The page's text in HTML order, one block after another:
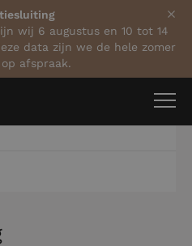
wij 6 augustus en 10 tot 14
data zijn we de hele zomer
afspraak.